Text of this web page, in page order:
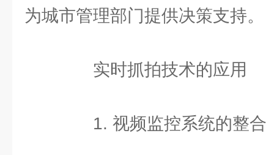
为城市管理部门提供决策支持。
实时抓拍技术的应用
1. 视频监控系统的整合